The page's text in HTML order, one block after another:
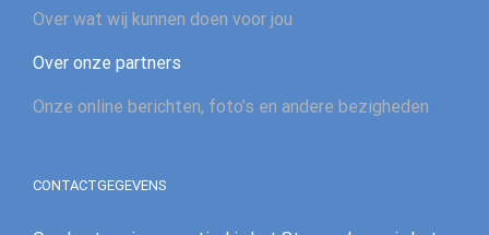
Over wat wij kunnen doen voor jou
Over onze partners
Onze online berichten, foto’s en andere bezigheden
CONTACTGEGEVENS